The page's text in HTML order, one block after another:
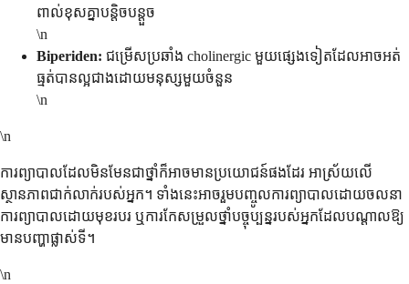
ពាល់ខុសគ្នាបន្តិចបន្តួច
\n
Biperiden: ជម្រើសប្រឆាំង cholinergic មួយផ្សេងទៀតដែលអាចអត់
ធ្មត់បានល្អជាងដោយមនុស្សមួយចំនួន
\n
\n
ការព្យាបាលដែលមិនមែនជាថ្នាំក៏អាចមានប្រយោជន៍ផងដែរ អាស្រ័យលើ
ស្ថានភាពជាក់លាក់របស់អ្នក។ ទាំងនេះអាចរួមបញ្ចូលការព្យាបាលដោយចលនា
ការព្យាបាលដោយមុខរបរ ឬការកែសម្រួលថ្នាំបច្ចុប្បន្នរបស់អ្នកដែលបណ្តាលឱ្យ
មានបញ្ហាផ្លាស់ទី។
\n